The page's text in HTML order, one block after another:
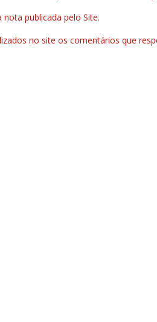
publicada pelo Site.
no site os comentários que